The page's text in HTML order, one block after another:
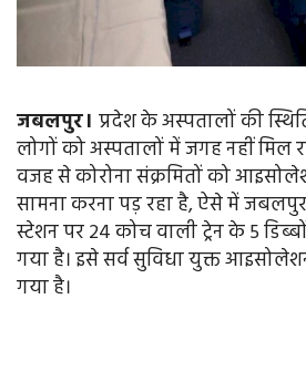
जबलपुर। प्रदेश के अस्पतालों की
लोगों को अस्पतालों में जगह नहीं मिल
वजह से कोरोना संक्रमितों को
सामना करना पड़ रहा है, ऐसे में
स्टेशन पर 24 कोच वाली ट्रेन के 5
गया है। इसे सर्व सुविधा युक्त
गया है।